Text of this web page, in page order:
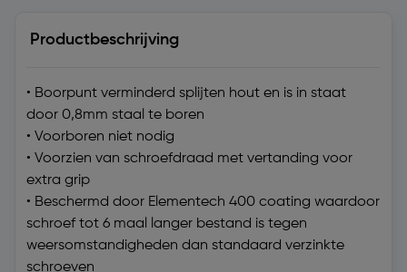
Productbeschrijving
• Boorpunt verminderd splijten hout en is in staat
door 0,8mm staal te boren
• Voorboren niet nodig
• Voorzien van schroefdraad met vertanding voor
extra grip
• Beschermd door Elementech 400 coating waardoor
schroef tot 6 maal langer bestand is tegen
weersomstandigheden dan standaard verzinkte
schroeven